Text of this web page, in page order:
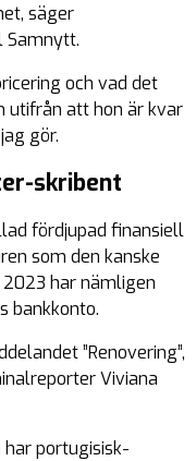
säger
Samnytt.
och vad det
utifrån att hon är kvar
gör.
skribent
fördjupad finansiell
som den kanske
har nämligen
bankkonto.
”Renovering”,
Viviana
har portugisisk-